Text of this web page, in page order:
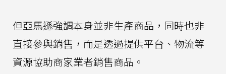
但亞馬遜強調本身並非生產商品，同時也非
直接參與銷售，而是透過提供平台、物流等
資源協助商家業者銷售商品。